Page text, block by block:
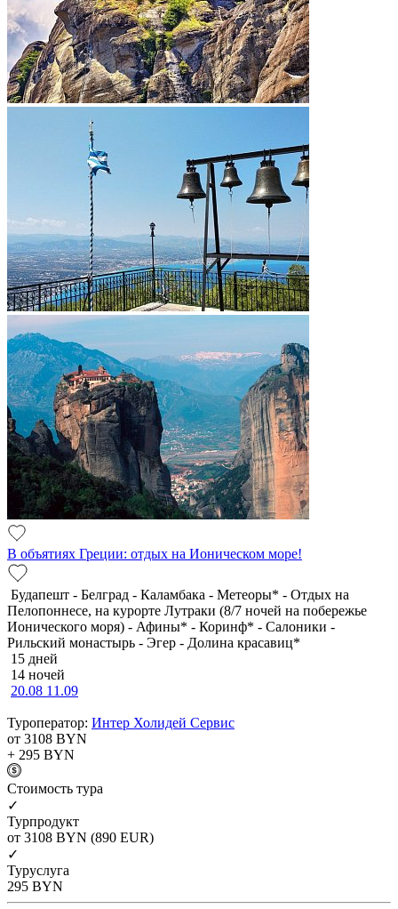
В объятиях Греции: отдых на Ионическом море!
Будапешт - Белград - Каламбака - Метеоры* - Отдых на
Пелопоннесе, на курорте Лутраки (8/7 ночей на побережье
Ионического моря) - Афины* - Коринф* - Салоники -
Рильский монастырь - Эгер - Долина красавиц*
15 дней
14 ночей
20.08 11.09
Туроператор: Интер Холидей Сервис
от 3108 BYN
+ 295 BYN
Cтоимость тура
✓
Турпродукт
от 3108 BYN (890 EUR)
✓
Туруслуга
295 BYN